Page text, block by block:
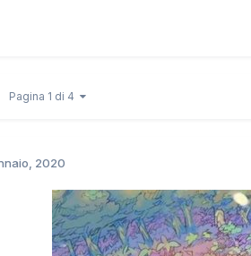
Pagina 1 di 4
2020